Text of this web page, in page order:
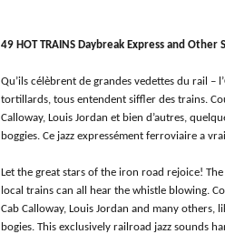
49 HOT TRAINS Daybreak Express and Other
Qu’ils célèbrent de grandes vedettes du rail –
tortillards, tous entendent siffler des trains.
Calloway, Louis Jordan et bien d’autres,
boggies. Ce jazz expressément ferroviaire a
Let the great stars of the iron road rejoice! The
local trains can all hear the whistle blowing.
Cab Calloway, Louis Jordan and many others,
bogies. This exclusively railroad jazz sounds